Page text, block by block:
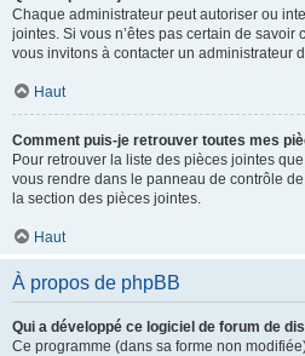
Chaque administrateur peut autoriser ou
jointes. Si vous n’êtes pas certain de savoir
vous invitons à contacter un administrateur
Haut
Comment puis-je retrouver toutes mes
Pour retrouver la liste des pièces jointes
vous rendre dans le panneau de contrôle
la section des pièces jointes.
Haut
À propos de phpBB
Qui a développé ce logiciel de forum de
Ce programme (dans sa forme non